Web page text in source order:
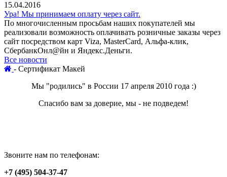
15.04.2016
Ура! Мы принимаем оплату через сайт.
По многочисленным просьбам наших покупателей мы
реализовали возможность оплачивать розничные заказы через
сайт посредством карт Viza, MasterCard, Альфа-клик,
СбербанкОнл@йн и Яндекс.Деньги.
Все новости
- Сертификат Макей
Мы "родились" в России 17 апреля 2010 года :)
Спасибо вам за доверие, мы - не подведем!
Звоните нам по телефонам:
+7 (495) 504-37-47